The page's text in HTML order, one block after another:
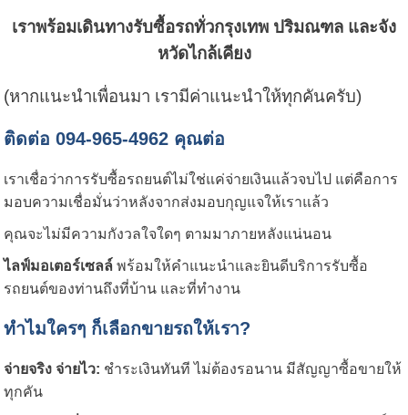
เราพร้อมเดินทางรับซื้อรถทั่วกรุงเทพ ปริมณฑล และจัง
หวัดไกล้เคียง
(หากแนะนำเพื่อนมา เรามีค่าแนะนำให้ทุกคันครับ)
ติดต่อ 094-965-4962 คุณต่อ
เราเชื่อว่าการรับซื้อรถยนต์ไม่ใช่แค่จ่ายเงินแล้วจบไป แต่คือการ
มอบความเชื่อมั่นว่าหลังจากส่งมอบกุญแจให้เราแล้ว
คุณจะไม่มีความกังวลใจใดๆ ตามมาภายหลังแน่นอน
ไลฟ์มอเตอร์เซลล์ พร้อมให้คำแนะนำและยินดีบริการรับซื้อ
รถยนต์ของท่านถึงที่บ้าน และที่ทำงาน
ทำไมใครๆ ก็เลือกขายรถให้เรา?
จ่ายจริง จ่ายไว: ชำระเงินทันที ไม่ต้องรอนาน มีสัญญาซื้อขายให้
ทุกคัน